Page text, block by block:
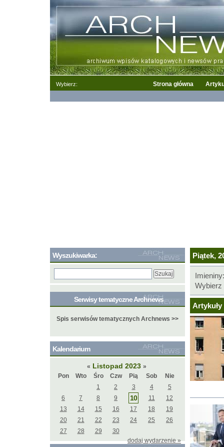
Wybierz: Strona główna
Piątek,
Wybierz
Wyszukiwarka:
Serwisy tematyczne Archnews
Spis serwisów tematycznych Archnews >>
Kalendarium
« Listopad 2023 »
Pon
Wto Śro Czw Pią Sob
Nie
1
2 3 4
5
6
7 8 9 10 11
12
13
14 15 16 17 18
19
20
21 22 23 24 25
26
27
28 29
30
dodaj wydarzenie »